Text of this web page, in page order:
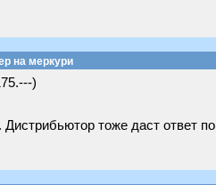
на меркури
)
Дистрибьютор тоже даст ответ